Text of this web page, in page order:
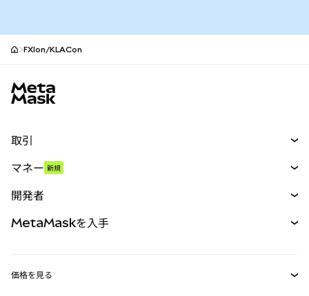
FXIon/KLACon
取引
パーペチュアル
RWA
マネー 新規
開発者
MetaMaskを入手
価格を見る